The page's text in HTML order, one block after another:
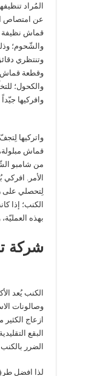
المُراد
عن امتصاص
قماش نظيفة
والشّحوم؛
وتنتظري
وقطعة قماش
والكحول؛
وافركيها
واتركيها
قماش
من شامبو
الأمر.
لِتحصلي على
الكنب؛ إذا
بهذه
شركة
الكنب يُعد
وصالونات
ازعاج
البقع
الضرر
لذا افضل